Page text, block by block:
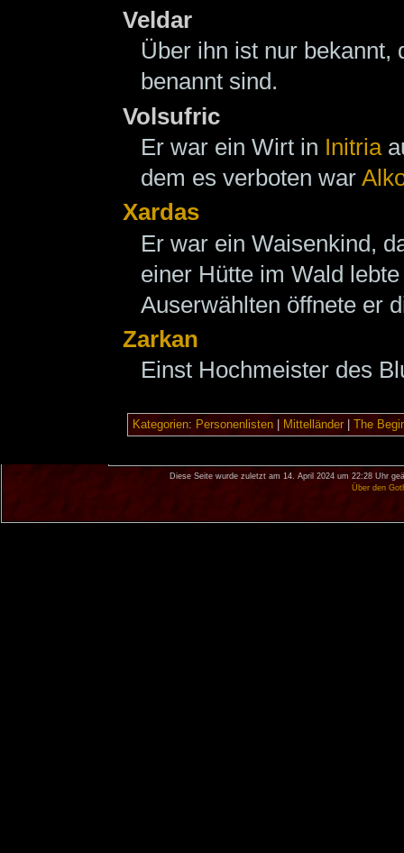
Veldar
Über ihn ist nur bekannt,
benannt sind.
Volsufric
Er war ein Wirt in Initria
dem es verboten war
Xardas
Er war ein Waisenkind,
einer Hütte im Wald
Auserwählten öffnete er
Zarkan
Einst Hochmeister des
Kategorien: Personenlisten| Mittelländer| The
Diese Seite wurde zuletzt am 14. April 2024 um 22:28 Uhr
Über den